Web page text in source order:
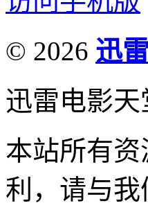
© 2026 迅
迅雷电影
本站所有
利，请与我